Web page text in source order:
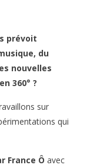
prévoit
du
nouvelles
360° ?
sur
qui
France Ô avec